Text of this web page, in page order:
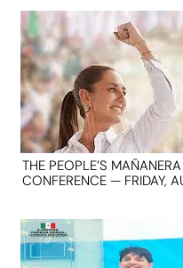
THE PEOPLE’S
CONFERENCE — FRIDAY,